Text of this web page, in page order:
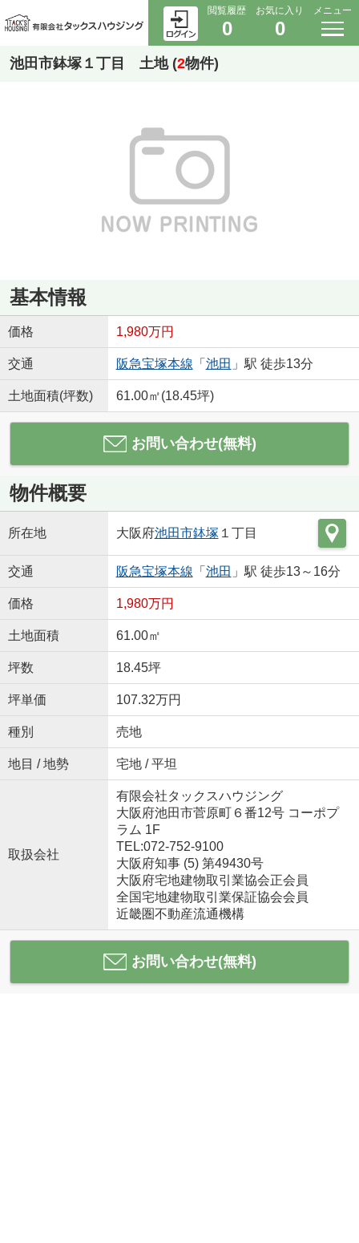
閲覧履歴
0
お気に入り
0
メニュー
池田市鉢塚１丁目 土地 (2物件)
基本情報
価格 1,980万円
交通 阪急宝塚本線 「 池田 」駅 徒歩13分
土地面積(坪数) 61.00㎡(18.45坪)
お問い合わせ(無料)
物件概要
所在地 大阪府池田市鉢塚 １丁目
交通 阪急宝塚本線 「 池田 」駅 徒歩13～16分
価格 1,980万円
土地面積 61.00㎡
坪数 18.45坪
坪単価 107.32万円
種別 売地
地目 / 地勢 宅地 / 平坦
取扱会社
有限会社タックスハウジング
大阪府池田市菅原町６番12号 コーポプ
ラム 1F
TEL:072-752-9100
大阪府知事 (5) 第49430号
大阪府宅地建物取引業協会正会員
全国宅地建物取引業保証協会会員
近畿圏不動産流通機構
お問い合わせ(無料)